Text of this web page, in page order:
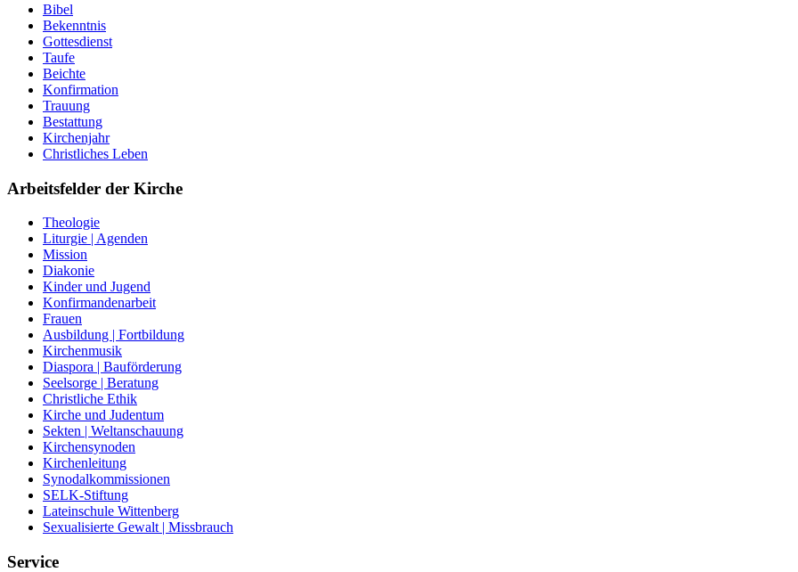
Bibel
Bekenntnis
Gottesdienst
Taufe
Beichte
Konfirmation
Trauung
Bestattung
Kirchenjahr
Christliches Leben
Arbeitsfelder der Kirche
Theologie
Liturgie | Agenden
Mission
Diakonie
Kinder und Jugend
Konfirmandenarbeit
Frauen
Ausbildung | Fortbildung
Kirchenmusik
Diaspora | Bauförderung
Seelsorge | Beratung
Christliche Ethik
Kirche und Judentum
Sekten | Weltanschauung
Kirchensynoden
Kirchenleitung
Synodalkommissionen
SELK-Stiftung
Lateinschule Wittenberg
Sexualisierte Gewalt | Missbrauch
Service